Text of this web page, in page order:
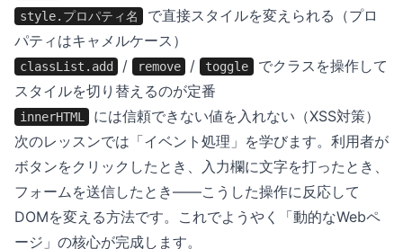
style.プロパティ名
で直接スタイルを変えられる（プロ
パティはキャメルケース）
classList.add / remove / toggle でクラスを操作して
スタイルを切り替えるのが定番
innerHTML
には信頼できない値を入れない（XSS対策）
次のレッスンでは「イベント処理」を学びます。利用者が
ボタンをクリックしたとき、入力欄に文字を打ったとき、
フォームを送信したとき——こうした操作に反応して
DOMを変える方法です。これでようやく「動的なWebペ
ージ」の核心が完成します。